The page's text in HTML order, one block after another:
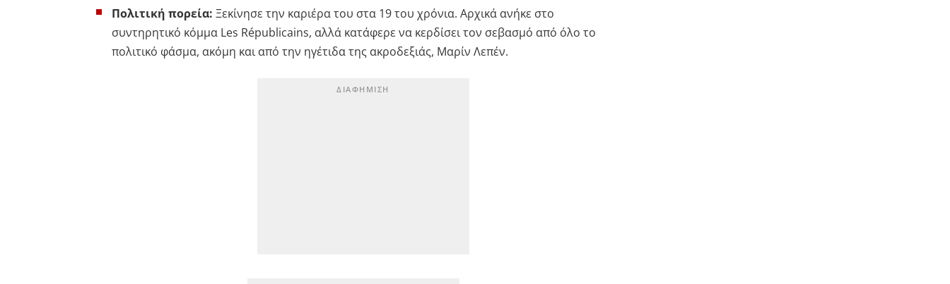
Πολιτική πορεία: Ξεκίνησε την καριέρα του στα 19 του χρόνια. Αρχικά ανήκε στο
συντηρητικό κόμμα Les Républicains, αλλά κατάφερε να κερδίσει τον σεβασμό από όλο το
πολιτικό φάσμα, ακόμη και από την ηγέτιδα της ακροδεξιάς, Μαρίν Λεπέν.